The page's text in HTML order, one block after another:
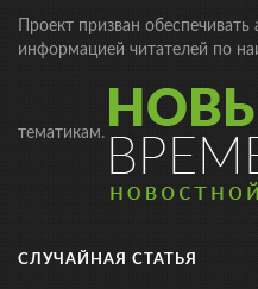
Проект призван
информацией читателей по
тематикам.
СЛУЧАЙНАЯ СТАТЬЯ